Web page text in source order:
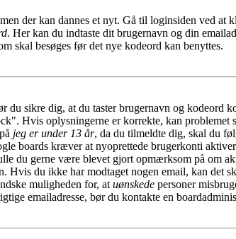
der kan dannes et nyt. Gå til loginsiden ved at
. Her kan du indtaste dit brugernavn og din
skal besøges før det nye kodeord kan benyttes.
sikre dig, at du taster brugernavn og kodeord
Hvis oplysningerne er korrekte, kan problemet
jeg er under 13 år, da du tilmeldte dig, skal du
boards kræver at nyoprettede brugerkonti
du gerne være blevet gjort opmærksom på om
du ikke har modtaget nogen email, kan det
muligheden for, at uønskede personer
emailadresse, bør du kontakte en